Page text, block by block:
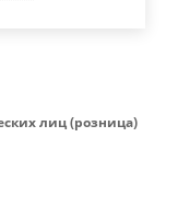
лиц (розница)